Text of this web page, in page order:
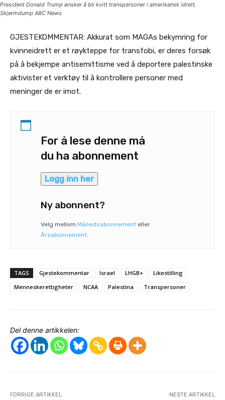
President Donald Trump ønsker å bli kvitt transpersoner i amerikansk idrett.
Skjermdump ABC News
GJESTEKOMMENTAR: Akkurat som MAGAs bekymring for
kvinneidrett er et røykteppe for transfobi, er deres forsøk
på å bekjempe antisemittisme ved å deportere palestinske
aktivister et verktøy til å kontrollere personer med
meninger de er imot.
For å lese denne må
du ha abonnement
Logg inn her
Ny abonnent?
Velg mellom Månedsabonnement eller
Årsabonnement
TAGS Gjestekommentar Israel LHGB+
Likestilling
Menneskerettigheter
NCAA Palestina Transpersoner
Del denne artikkelen:
FORRIGE ARTIKKEL NESTE ARTIKKEL